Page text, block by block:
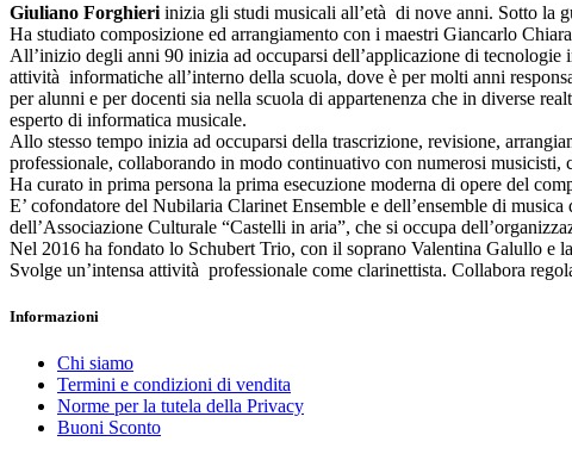
Giuliano Forghieri inizia gli studi musicali all’età di nove anni. Sotto la
Ha studiato composizione ed arrangiamento con i maestri Giancarlo
All’inizio degli anni 90 inizia ad occuparsi dell’applicazione di
attività informatiche all’interno della scuola, dove è per molti anni
per alunni e per docenti sia nella scuola di appartenenza che in diverse
esperto di informatica musicale.
Allo stesso tempo inizia ad occuparsi della trascrizione, revisione,
professionale, collaborando in modo continuativo con numerosi
Ha curato in prima persona la prima esecuzione moderna di opere del
E’ cofondatore del Nubilaria Clarinet Ensemble e dell’ensemble di
dell’Associazione Culturale “Castelli in aria”, che si occupa
Nel 2016 ha fondato lo Schubert Trio, con il soprano Valentina Galullo e
Svolge un’intensa attività professionale come clarinettista. Collabora
Informazioni
Chi siamo
Termini e condizioni di vendita
Norme per la tutela della Privacy
Buoni Sconto